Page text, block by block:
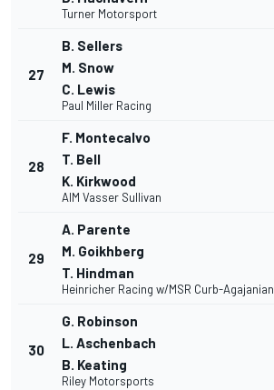
Turner Motorsport
27
B. Sellers
M. Snow
C. Lewis
Paul Miller Racing
28
F. Montecalvo
T. Bell
K. Kirkwood
AIM Vasser Sullivan
29
A. Parente
M. Goikhberg
T. Hindman
Heinricher Racing w/MSR Curb-Agajanian
30
G. Robinson
L. Aschenbach
B. Keating
Riley Motorsports